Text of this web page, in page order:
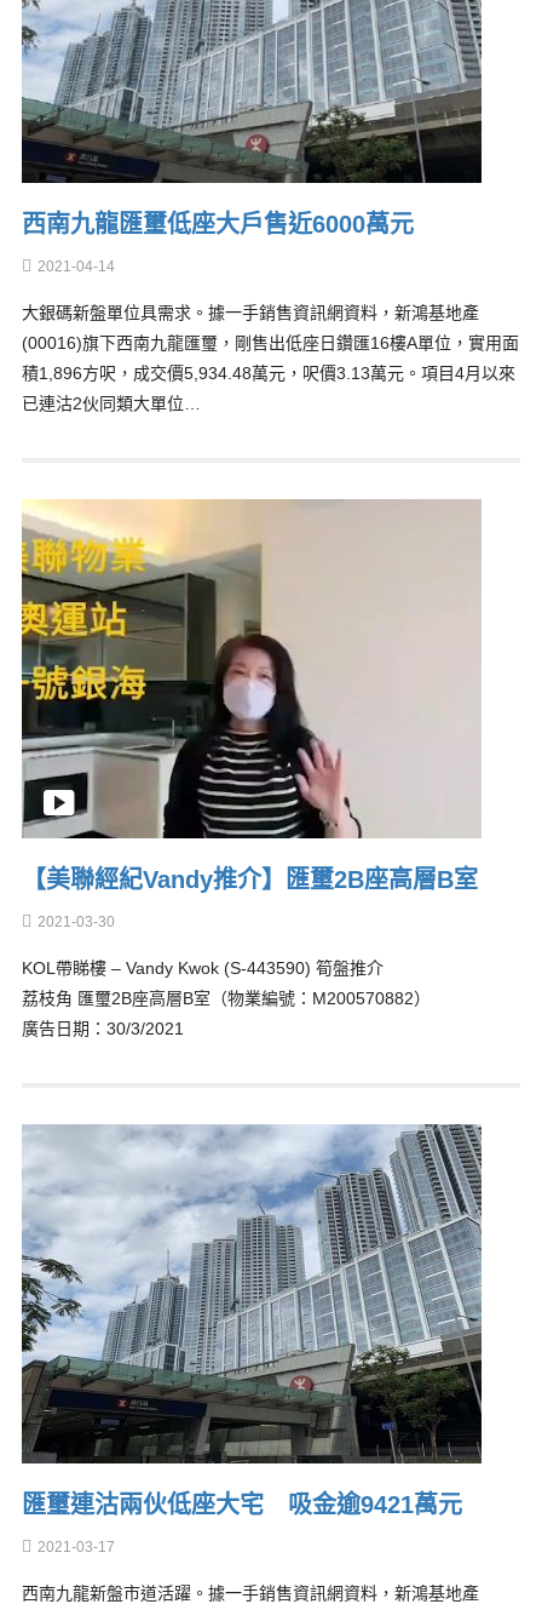
西南九龍匯璽低座大戶售近6000萬元
2021-04-14
大銀碼新盤單位具需求。據一手銷售資訊網資料，新鴻基地產
(00016)旗下西南九龍匯璽，剛售出低座日鑽匯16樓A單位，實用面
積1,896方呎，成交價5,934.48萬元，呎價3.13萬元。項目4月以來
已連沽2伙同類大單位…
【美聯經紀Vandy推介】匯璽2B座高層B室
2021-03-30
KOL帶睇樓 – Vandy Kwok (S-443590) 筍盤推介
荔枝角 匯璽2B座高層B室（物業編號：M200570882）
廣告日期：30/3/2021
匯璽連沽兩伙低座大宅 吸金逾9421萬元
2021-03-17
西南九龍新盤市道活躍。據一手銷售資訊網資料，新鴻基地產